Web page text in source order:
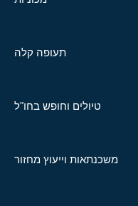
תעופה קלה
טיולים וחופש בחו"ל
משכנתאות וייעוץ מחזור